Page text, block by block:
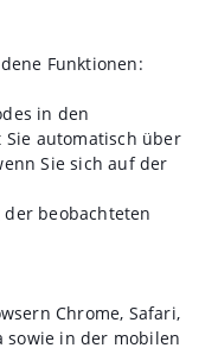
Funktionen:
in den
automatisch über
Sie sich auf der
beobachteten
Chrome, Safari,
sowie in der mobilen